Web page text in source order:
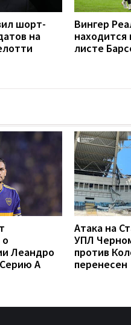
шорт-
на
Вингер
находится
листе
о
Леандро
А
Атака на
УПЛ
против
перенесен